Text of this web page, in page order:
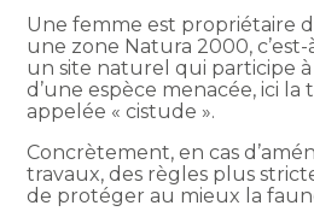
Une femme est propriétaire
une zone Natura 2000,
un site naturel qui participe
d’une espèce menacée, ici
appelée « cistude ».
Concrètement, en cas
travaux, des règles plus
de protéger au mieux la